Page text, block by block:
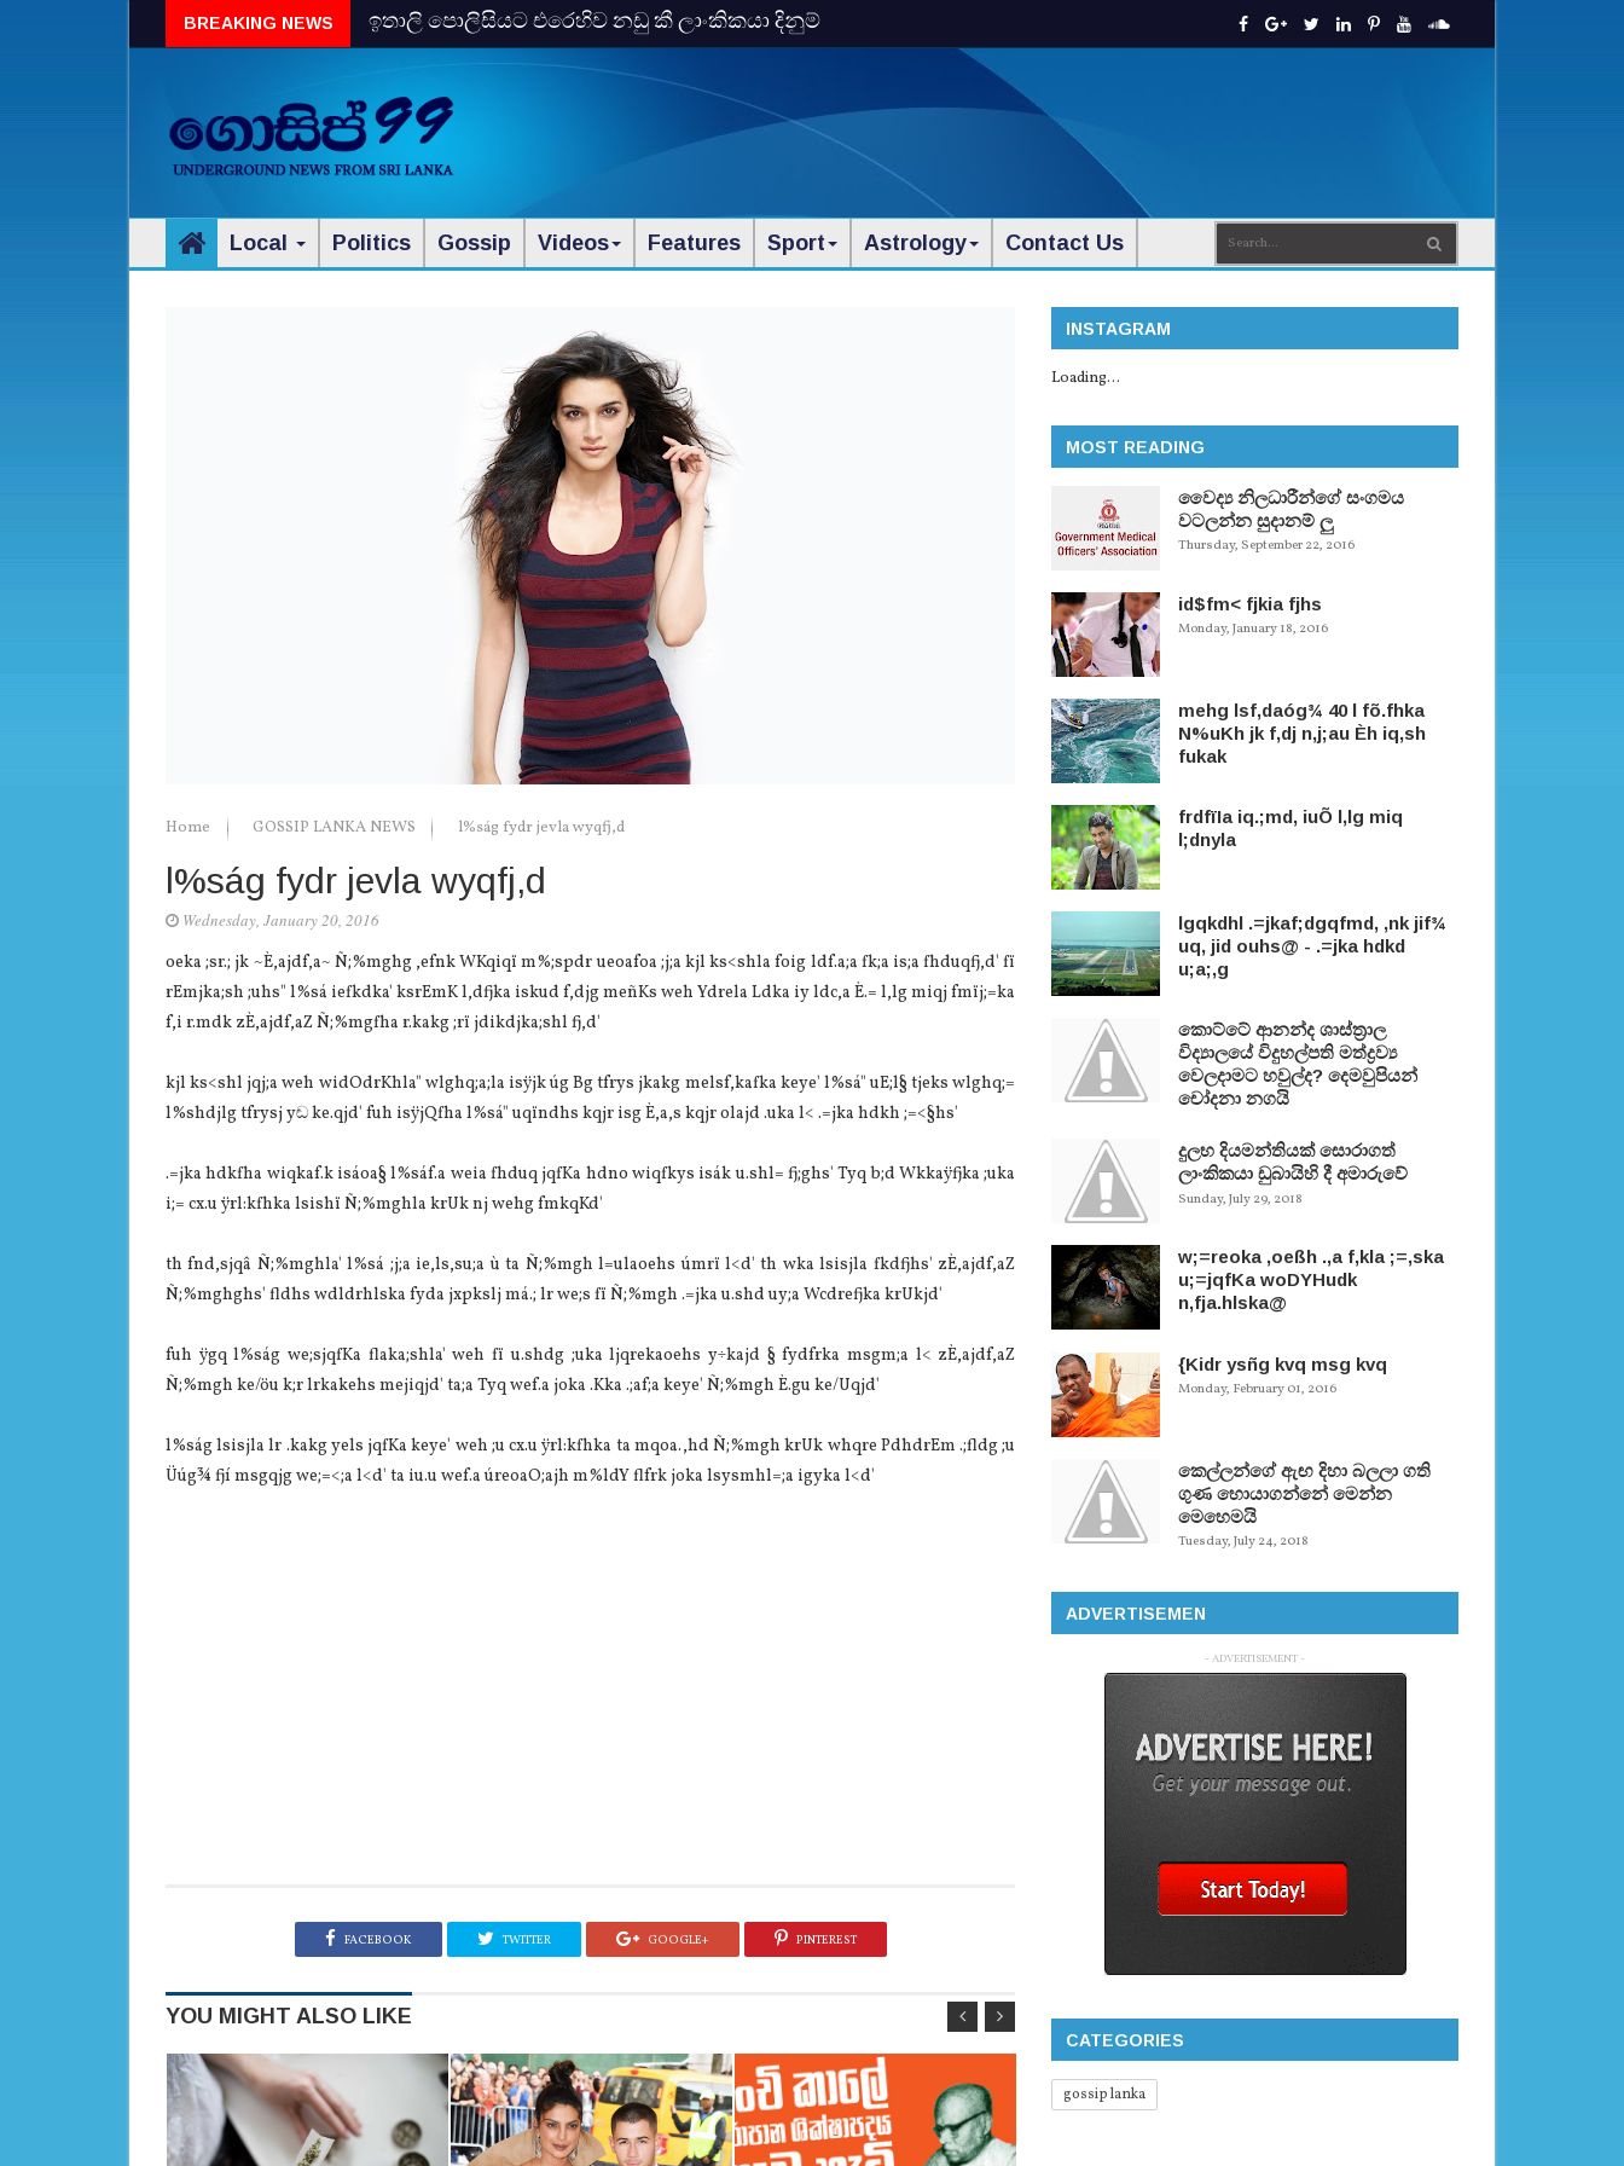
BREAKING NEWS ඉතාලි පොලිසියට එරෙහිව නඩු කී ලාංකිකයා දිනුම්
Local Politics Gossip Videos Features Sport Astrology Contact Us
Home GOSSIP LANKA NEWS l%ság fydr jevla wyqfj,d
l%ság fydr jevla wyqfj,d
Wednesday, January 20, 2016
oeka ;sr.; jk ~È,ajdf,a~ Ñ;%mghg ,efnk WKqiqï m%;spdr ueoafoa ;j;a kjl ks<shla foig ldf.a;a fk;a is;a fhduqfj,d' fï
rEmjka;sh ;uhs" l%sá iefkdka' ksrEmK l,dfjka iskud ‍f,djg meñKs weh Ydrela Ldka iy ldc,a È.= l,lg miqj fmïj;=ka
f,i r.mdk zÈ,ajdf,aZ Ñ;%mgfha r.kakg ;rï jdikdjka;shl fj,d'
kjl ks<shl jqj;a weh widOdrKhla" wlghq;a;la isÿjk úg Bg tfrys jkakg melsf,kafka keye' l%sá" uE;l§ tjeks wlghq;=
l%shdjlg tfrysj yඬ ke.qjd' fuh isÿjQfha l%sá" uqïndhs kqjr isg È,a,s kqjr olajd .uka l< .=jka hdkh ;=<§hs'
.=jka hdkfha wiqkaf.k isáoa§ l%sáf.a weia fhduq jqfKa hdno wiqfkys isák u.shl= fj;ghs' Tyq b;d Wkkaÿfjka ;uka
i;= cx.u ÿrl:kfhka lsishï Ñ;%mghla krUk nj wehg fmkqKd'
th fnd,sjqâ Ñ;%mghla' l%sá ;j;a ie,ls,su;a ù ta Ñ;%mgh l=ulaoehs úmrï l<d' th wka lsisjla fkdfjhs' zÈ,ajdf,aZ
Ñ;%mghghs' fldhs wdldrhlska fyda jxpkslj má.; lr we;s fï Ñ;%mgh .=jka u.shd uy;a Wcdrefjka krUkjd'
fuh ÿgq l%ság we;sjqfKa flaka;shla' weh fï u.shdg ;uka ljqrekaoehs y÷kajd § fydfrka msgm;a l< zÈ,ajdf,aZ
Ñ;%mgh ke/öu k;r lrkakehs mejiqjd' ta;a Tyq wef.a joka .Kka .;af;a keye' Ñ;%mgh È.gu ke/Uqjd'
l%ság lsisjla lr .kakg yels jqfKa keye' weh ;u cx.u ÿrl:kfhka ta mqoa.,hd Ñ;%mgh krUk whqre PdhdrEm .;fldg ;u
Üúg¾ fjí msgqjg we;=<;a l<d' ta iu.u wef.a úreoaO;ajh m%ldY flfrk joka lsysmhl=;a igyka l<d'
FACEBOOK TWITTER GOOGLE+ PINTEREST
YOU MIGHT ALSO LIKE
INSTAGRAM
Loading...
MOST READING
වෛද්‍ය නිලධාරීන්ගේ සංගමය
වටලන්න සුදානම් ලු
Thursday, September 22, 2016
id$fm< fjkia fjhs
Monday, January 18, 2016
mehg lsf,daóg¾ 40 l fõ.fhka
N%uKh jk f,dj n,j;au Èh iq,sh
fukak
frdfïIa iq.;md, iuÕ l,lg miq
l;dnyla
lgqkdhl .=jkaf;dgqfmd, ,nk jif¾
uq, jid ouhs@ - .=jka hdkd
u;a;,g
කොට්ටේ ආනන්ද ශාස්ත‍්‍රාල
විද්‍යාලයේ විදුහල්පති මත්ද්‍රව්‍ය
වෙලදාමට හවුල්ද? දෙමවුපියන්
චෝදනා නගයි
දුලභ දියමන්තියක් සොරාගත්
ලාංකිකයා ඩුබායිහි දී අමාරුවේ
Sunday, July 29, 2018
w;=reoka ,oeßh .,a f,kla ;=,ska
u;=jqfKa woDYHudk
n,fja.hlska@
{Kidr ysñg kvq msg kvq
Monday, February 01, 2016
කෙල්ලන්ගේ ඇඟ දිහා බලලා ගති
ගුණ හොයාගන්නේ මෙන්න
මෙහෙමයි
Tuesday, July 24, 2018
ADVERTISEMEN
- ADVERTISEMENT -
CATEGORIES
gossip lanka